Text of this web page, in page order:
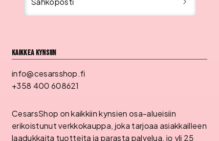
Kaikkea kynsiin
info@cesarsshop.fi
+358 400 608621
CesarsShop on kaikkiin kynsien osa-alueisiin
erikoistunut verkkokauppa, joka tarjoaa asiakkailleen
laadukkaita tuotteita ja parasta palvelua, jo yli 25